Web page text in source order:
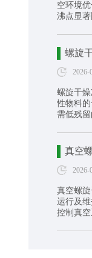
空环境
沸点显
螺旋
2026-
螺旋干
性物料
需低残
真空
2026-
真空螺
运行及
控制真